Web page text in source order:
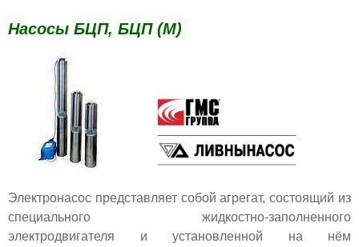
Насосы БЦП, БЦП (М)
Электронасос представляет собой агрегат, состоящий из
специального жидкостно-заполненного
электродвигателя и установленной на нём